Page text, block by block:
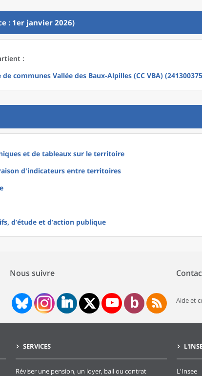
: 1er janvier 2026)
:
communes Vallée des Baux-Alpilles (CC VBA)
et de tableaux sur le territoire
d'indicateurs entre territoires
d’étude et d’action publique
Nous suivre
Aide et
SERVICES
Réviser une pension, un loyer, bail ou contrat
L'Insee